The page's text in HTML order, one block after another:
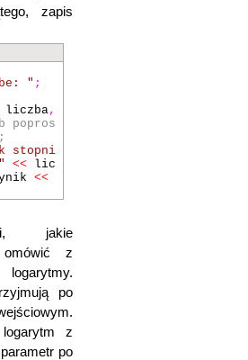
zapis
" ;
liczba,
popros
stopni
<< lic
<<
jakie
omówić z
po
z
po